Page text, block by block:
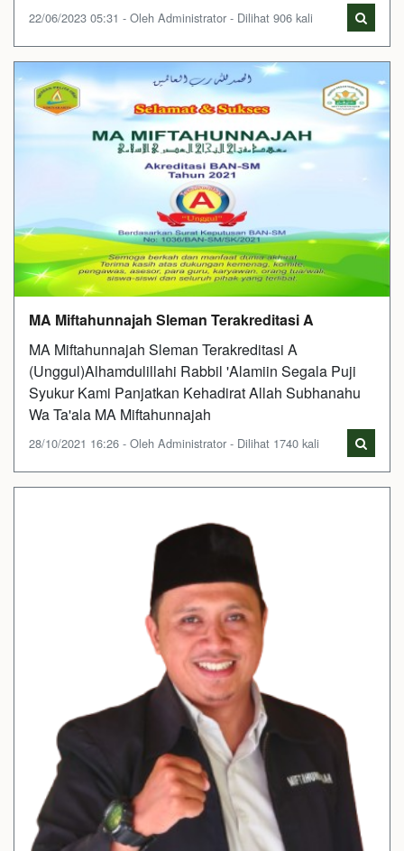
22/06/2023 05:31 - Oleh Administrator - Dilihat 906 kali
MA Miftahunnajah Sleman Terakreditasi A
MA Miftahunnajah Sleman Terakreditasi A
(Unggul)Alhamdulillahi Rabbil 'Alamiin Segala Puji
Syukur Kami Panjatkan Kehadirat Allah Subhanahu
Wa Ta'ala MA Miftahunnajah
28/10/2021 16:26 - Oleh Administrator - Dilihat 1740 kali